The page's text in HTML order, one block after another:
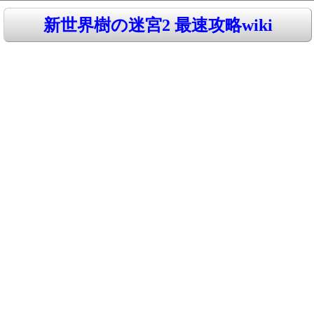
新世界樹の迷宮2 最速攻略wiki